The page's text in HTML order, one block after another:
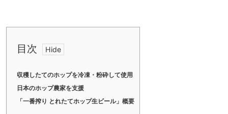
目次
収穫したてのホップを冷凍・粉砕して使用
日本のホップ農家を支援
「一番搾り とれたてホップ生ビール」概要